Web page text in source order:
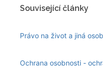
Související články
Právo na život a jiná
Ochrana osobnosti -